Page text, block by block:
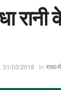
31/03/2018 in राधा-